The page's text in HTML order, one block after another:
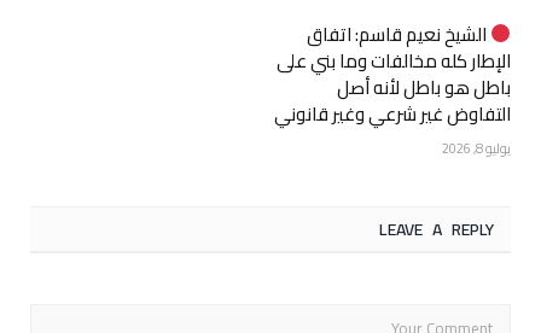
الشيخ نعيم قاسم: اتفاق
الإطار كله مخالفات وما بني على
باطل هو باطل لأنه أصل
التفاوض غير شرعي وغير قانوني
يوليو 8, 2026
LEAVE A REPLY